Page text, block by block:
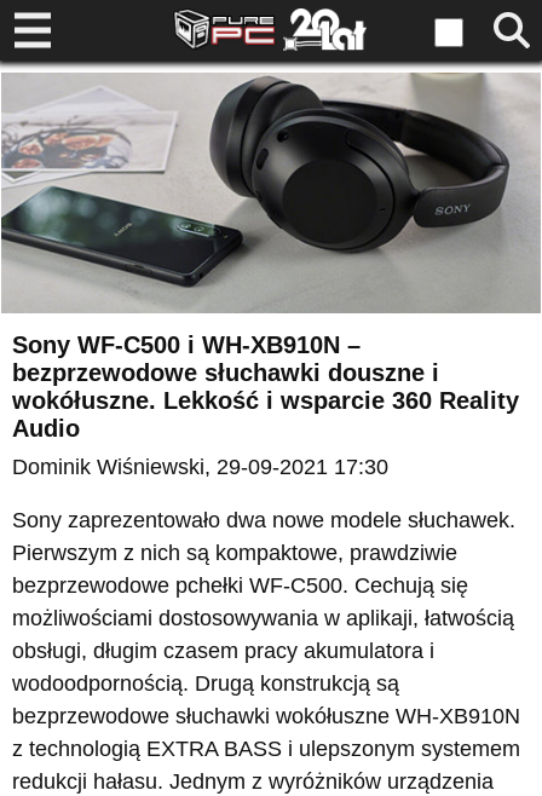
Sony WF-C500 i WH-XB910N –
bezprzewodowe słuchawki douszne i
wokółuszne. Lekkość i wsparcie 360 Reality
Audio
Dominik Wiśniewski, 29-09-2021 17:30
Sony zaprezentowało dwa nowe modele słuchawek.
Pierwszym z nich są kompaktowe, prawdziwie
bezprzewodowe pchełki WF-C500. Cechują się
możliwościami dostosowywania w aplikaji, łatwością
obsługi, długim czasem pracy akumulatora i
wodoodpornością. Drugą konstrukcją są
bezprzewodowe słuchawki wokółuszne WH-XB910N
z technologią EXTRA BASS i ulepszonym systemem
redukcji hałasu. Jednym z wyróżników urządzenia